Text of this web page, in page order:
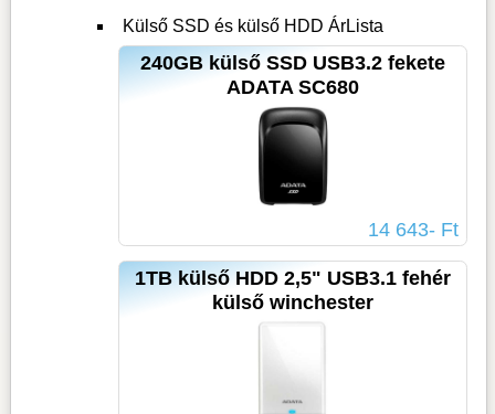
Külső SSD és külső HDD ÁrLista
240GB külső SSD USB3.2 fekete
ADATA SC680
14 643- Ft
1TB külső HDD 2,5" USB3.1 fehér
külső winchester